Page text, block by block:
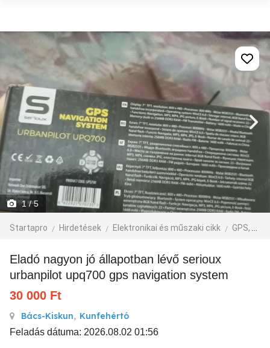
1/ 5
Startapro Hirdetések Elektronikai és műszaki cikk GPS, navigáció
Eladó nagyon jó állapotban lévő serioux
urbanpilot upq700 gps navigation system
30 000 Ft
Bács-Kiskun, Kunfehértó
Feladás dátuma: 2026.08.02 01:56